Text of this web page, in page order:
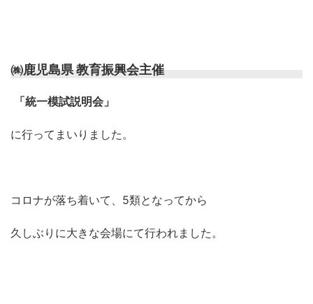
㈱鹿児島県 教育振興会主催
「統一模試説明会」
に行ってまいりました。
コロナが落ち着いて、5類となってから
久しぶりに大きな会場にて行われました。